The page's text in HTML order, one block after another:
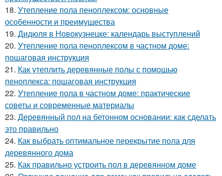
18. Утепление пола пеноплексом: основные
особенности и преимущества
19. Дидюля в Новокузнецке: календарь выступлений
20. Утепление пола пеноплексом в частном доме:
пошаговая инструкция
21. Как утеплить деревянные полы с помощью
пеноплекса: пошаговая инструкция
22. Утепление пола в частном доме: практические
советы и современные материалы
23. Деревянный пол на бетонном основании: как сделать
это правильно
24. Как выбрать оптимальное перекрытие пола для
деревянного дома
25. Как правильно устроить пол в деревянном доме